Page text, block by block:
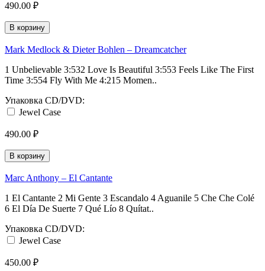
490.00 ₽
В корзину
Mark Medlock & Dieter Bohlen ‎– Dreamcatcher
1 Unbelievable 3:532 Love Is Beautiful 3:553 Feels Like The First
Time 3:554 Fly With Me 4:215 Momen..
Упаковка CD/DVD:
Jewel Case
490.00 ₽
В корзину
Marc Anthony ‎– El Cantante
1 El Cantante 2 Mi Gente 3 Escandalo 4 Aguanile 5 Che Che Colé
6 El Día De Suerte 7 Qué Lío 8 Quítat..
Упаковка CD/DVD:
Jewel Case
450.00 ₽